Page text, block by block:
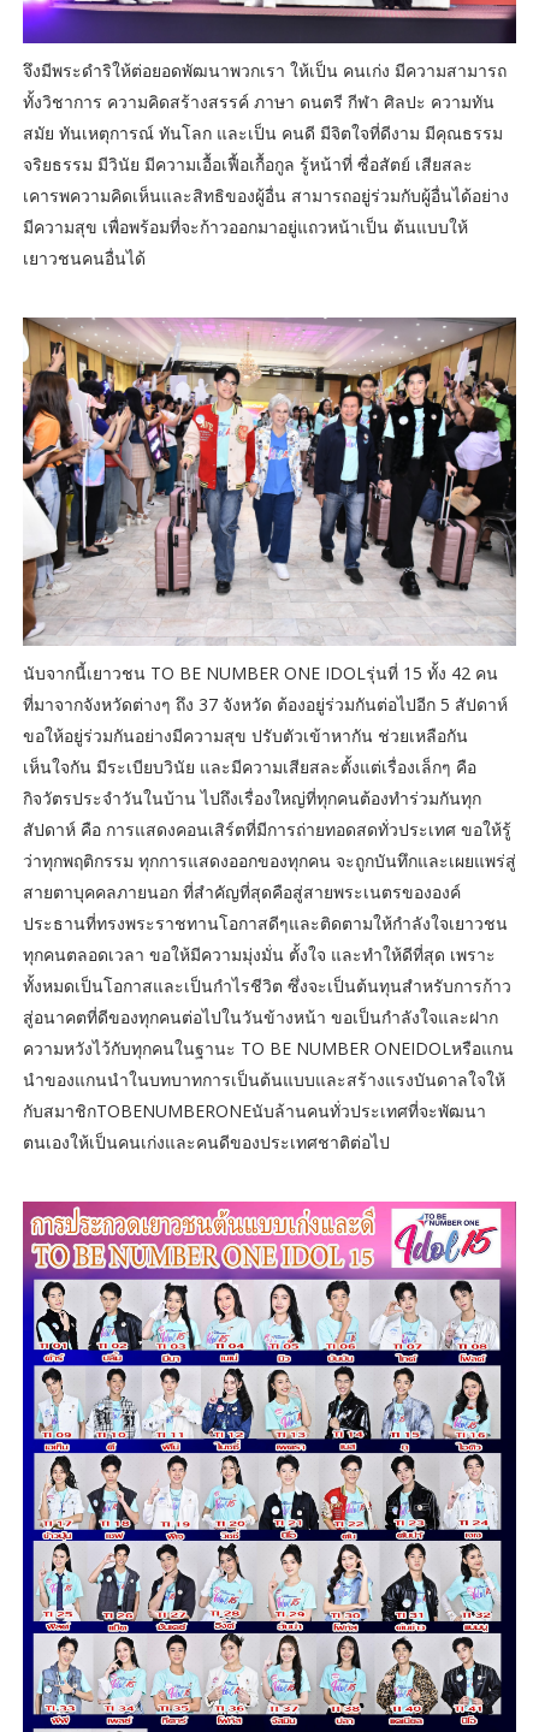
จึงมีพระดำริให้ต่อยอดพัฒนาพวกเรา ให้เป็น คนเก่ง มีความสามารถ
ทั้งวิชาการ ความคิดสร้างสรรค์ ภาษา ดนตรี กีฬา ศิลปะ ความทัน
สมัย ทันเหตุการณ์ ทันโลก และเป็น คนดี มีจิตใจที่ดีงาม มีคุณธรรม
จริยธรรม มีวินัย มีความเอื้อเฟื้อเกื้อกูล รู้หน้าที่ ซื่อสัตย์ เสียสละ
เคารพความคิดเห็นและสิทธิของผู้อื่น สามารถอยู่ร่วมกับผู้อื่นได้อย่าง
มีความสุข เพื่อพร้อมที่จะก้าวออกมาอยู่แถวหน้าเป็น ต้นแบบให้
เยาวชนคนอื่นได้
นับจากนี้เยาวชน TO BE NUMBER ONE IDOLรุ่นที่ 15 ทั้ง 42 คน
ที่มาจากจังหวัดต่างๆ ถึง 37 จังหวัด ต้องอยู่ร่วมกันต่อไปอีก 5 สัปดาห์
ขอให้อยู่ร่วมกันอย่างมีความสุข ปรับตัวเข้าหากัน ช่วยเหลือกัน
เห็นใจกัน มีระเบียบวินัย และมีความเสียสละตั้งแต่เรื่องเล็กๆ คือ
กิจวัตรประจำวันในบ้าน ไปถึงเรื่องใหญ่ที่ทุกคนต้องทำร่วมกันทุก
สัปดาห์ คือ การแสดงคอนเสิร์ตที่มีการถ่ายทอดสดทั่วประเทศ ขอให้รู้
ว่าทุกพฤติกรรม ทุกการแสดงออกของทุกคน จะถูกบันทึกและเผยแพร่สู่
สายตาบุคคลภายนอก ที่สำคัญที่สุดคือสู่สายพระเนตรขององค์
ประธานที่ทรงพระราชทานโอกาสดีๆและติดตามให้กำลังใจเยาวชน
ทุกคนตลอดเวลา ขอให้มีความมุ่งมั่น ตั้งใจ และทำให้ดีที่สุด เพราะ
ทั้งหมดเป็นโอกาสและเป็นกำไรชีวิต ซึ่งจะเป็นต้นทุนสำหรับการก้าว
สู่อนาคตที่ดีของทุกคนต่อไปในวันข้างหน้า ขอเป็นกำลังใจและฝาก
ความหวังไว้กับทุกคนในฐานะ TO BE NUMBER ONEIDOLหรือแกน
นำของแกนนำในบทบาทการเป็นต้นแบบและสร้างแรงบันดาลใจให้
กับสมาชิกTOBENUMBERONEนับล้านคนทั่วประเทศที่จะพัฒนา
ตนเองให้เป็นคนเก่งและคนดีของประเทศชาติต่อไป